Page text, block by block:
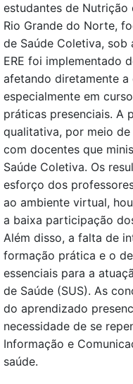
estudantes de Nutrição
Rio Grande do Norte,
de Saúde Coletiva,
ERE foi implementado
afetando diretamente a
especialmente em
práticas presenciais. A
qualitativa, por meio
com docentes que
Saúde Coletiva. Os
esforço dos
ao ambiente virtual,
a baixa participação
Além disso, a falta de
formação prática e o
essenciais para a
de Saúde (SUS). As
do aprendizado
necessidade de se
Informação e
saúde.